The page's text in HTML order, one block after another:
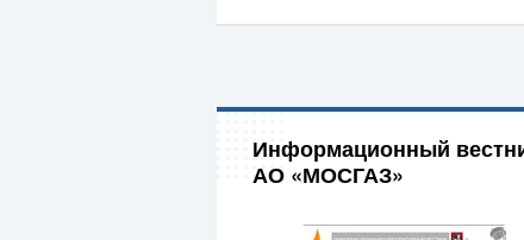
Информационный
АО «МОСГАЗ»